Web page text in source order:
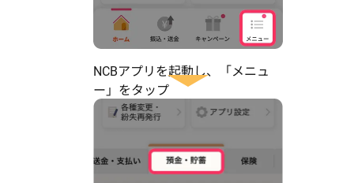
NCBアプリを起動し、
「メニュ
ー」をタップ